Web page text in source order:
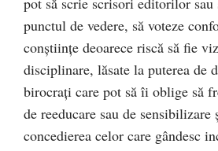
punctul de vedere, să voteze
conștiințe deoarece riscă să fie
disciplinare, lăsate la puterea de
birocrați care pot să îi oblige să
de reeducare sau de sensibilizare
concedierea celor care gândesc